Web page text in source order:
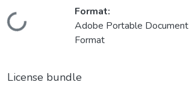
Loading...
Format:
Adobe Portable Document
Format
License bundle